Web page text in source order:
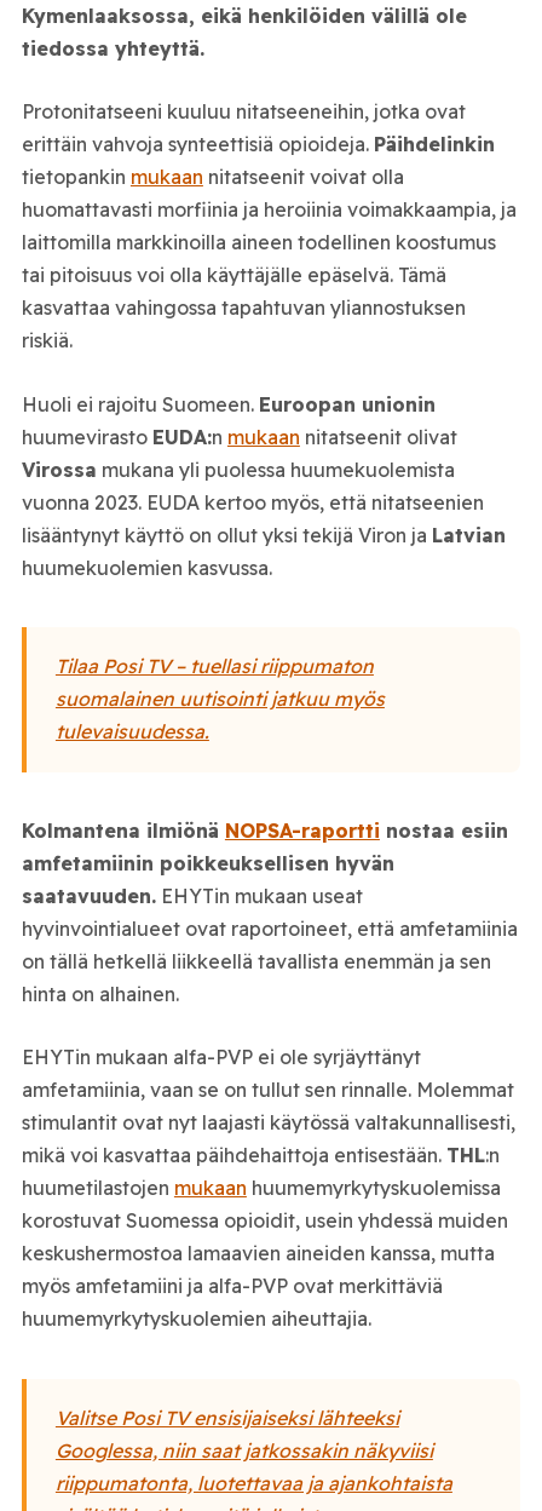
Kymenlaaksossa, eikä henkilöiden välillä ole
tiedossa yhteyttä.
Protonitatseeni kuuluu nitatseeneihin, jotka ovat
erittäin vahvoja synteettisiä opioideja. Päihdelinkin
tietopankin mukaan nitatseenit voivat olla
huomattavasti morfiinia ja heroiinia voimakkaampia, ja
laittomilla markkinoilla aineen todellinen koostumus
tai pitoisuus voi olla käyttäjälle epäselvä. Tämä
kasvattaa vahingossa tapahtuvan yliannostuksen
riskiä.
Huoli ei rajoitu Suomeen. Euroopan unionin
huumevirasto EUDA:n mukaan nitatseenit olivat
Virossa mukana yli puolessa huumekuolemista
vuonna 2023. EUDA kertoo myös, että nitatseenien
lisääntynyt käyttö on ollut yksi tekijä Viron ja Latvian
huumekuolemien kasvussa.
Tilaa Posi TV – tuellasi riippumaton
suomalainen uutisointi jatkuu myös
tulevaisuudessa.
Kolmantena ilmiönä NOPSA-raportti nostaa esiin
amfetamiinin poikkeuksellisen hyvän
saatavuuden.EHYTin mukaan useat
hyvinvointialueet ovat raportoineet, että amfetamiinia
on tällä hetkellä liikkeellä tavallista enemmän ja sen
hinta on alhainen.
EHYTin mukaan alfa-PVP ei ole syrjäyttänyt
amfetamiinia, vaan se on tullut sen rinnalle. Molemmat
stimulantit ovat nyt laajasti käytössä valtakunnallisesti,
mikä voi kasvattaa päihdehaittoja entisestään. THL:n
huumetilastojen mukaan huumemyrkytyskuolemissa
korostuvat Suomessa opioidit, usein yhdessä muiden
keskushermostoa lamaavien aineiden kanssa, mutta
myös amfetamiini ja alfa-PVP ovat merkittäviä
huumemyrkytyskuolemien aiheuttajia.
Valitse Posi TV ensisijaiseksi lähteeksi
Googlessa, niin saat jatkossakin näkyviisi
riippumatonta, luotettavaa ja ajankohtaista